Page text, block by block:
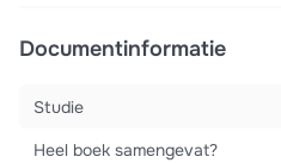
Documentinformatie
Studie
Heel boek samengevat?